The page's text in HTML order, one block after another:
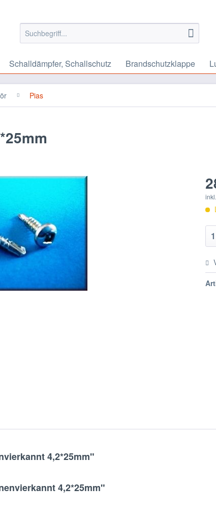
Schalldämpfer, Schallschutz Brandschutzklappe
Pias
4,2*25mm"
4,2*25mm"